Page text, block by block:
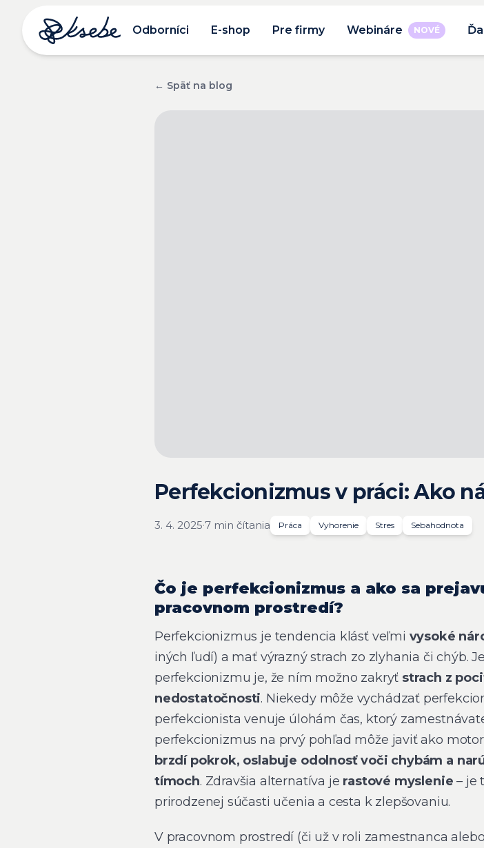
Odborníci E-shop Pre firmy Webináre NOVÉ
← Späť na blog
Perfekcionizmus v práci: Ako
3. 4. 2025·7 min čítania Práca Vyhorenie Stres Sebahodnota
Čo je perfekcionizmus a ako sa
pracovnom prostredí?
Perfekcionizmus je tendencia klásť veľmi vysoké
iných ľudí) a mať výrazný strach zo zlyhania či chýb.
perfekcionizmu je, že ním možno zakryť strach z
nedostatočnosti. Niekedy môže vychádzať
perfekcionista venuje úlohám čas, ktorý
perfekcionizmus na prvý pohľad môže javiť ako
brzdí pokrok, oslabuje odolnosť voči chybám a
tímoch. Zdravšia alternatíva je rastové myslenie – je
prirodzenej súčasti učenia a cesta k zlepšovaniu.
V pracovnom prostredí (či už v roli zamestnanca